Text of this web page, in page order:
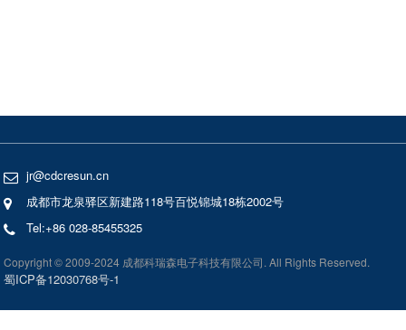
jr@cdcresun.cn
成都市龙泉驿区新建路118号百悦锦城18栋2002号
Tel:+86 028-85455325
Copyright © 2009-2024 成都科瑞森电子科技有限公司. All Rights Reserved.
蜀ICP备12030768号-1